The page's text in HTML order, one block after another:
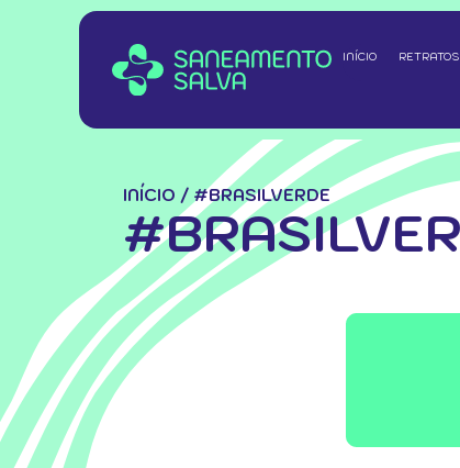
INÍCIO
INÍCIO / #BRASILVERDE